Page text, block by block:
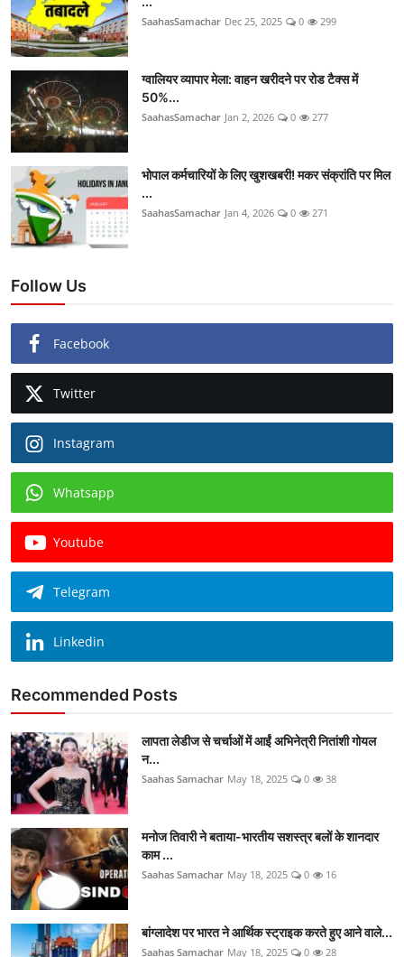
SaahasSamachar Dec 25, 2025 0 299
ग्वालियर व्यापार मेला: वाहन खरीदने पर रोड टैक्स में
50%...
SaahasSamachar Jan 2, 2026 0 277
भोपाल कर्मचारियों के लिए खुशखबरी! मकर संक्रांति पर मिल
...
SaahasSamachar Jan 4, 2026 0 271
Follow Us
Facebook
Twitter
Instagram
Whatsapp
Youtube
Telegram
Linkedin
Recommended Posts
लापता लेडीज से चर्चाओं में आईं अभिनेत्री नितांशी गोयल
न...
Saahas Samachar May 18, 2025 0 38
मनोज तिवारी ने बताया-भारतीय सशस्त्र बलों के शानदार
काम ...
Saahas Samachar May 18, 2025 0 16
बांग्लादेश पर भारत ने आर्थिक स्ट्राइक करते हुए आने वाले...
Saahas Samachar May 18, 2025 0 28